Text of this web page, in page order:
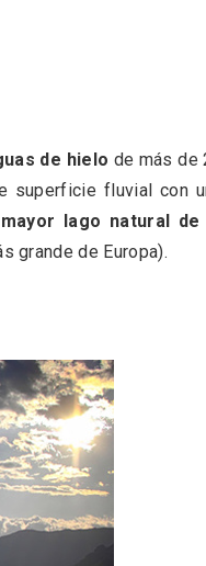
de hielo de más de
superficie fluvial con
lago natural de
grande de Europa).